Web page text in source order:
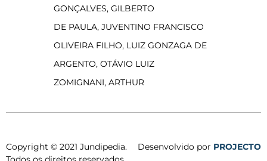
GONÇALVES, GILBERTO
DE PAULA, JUVENTINO FRANCISCO
OLIVEIRA FILHO, LUIZ GONZAGA DE
ARGENTO, OTÁVIO LUIZ
ZOMIGNANI, ARTHUR
Copyright © 2021 Jundipedia.
Desenvolvido por PROJECTO